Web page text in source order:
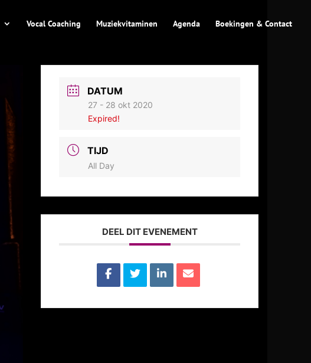
Vocal Coaching Muziekvitaminen Agenda Boekingen & Contact
DATUM
27 - 28 okt 2020
Expired!
TIJD
All Day
DEEL DIT EVENEMENT